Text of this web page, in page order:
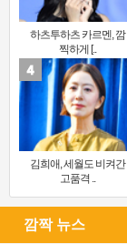
하츠투하츠 카르멘, 깜
찍하게 [..
김희애, 세월도 비켜간
고품격 ..
깜짝 뉴스